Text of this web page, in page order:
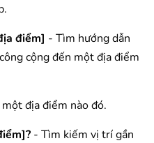
điểm] - Tìm hướng dẫn
cộng đến một địa điểm
địa điểm nào đó.
- Tìm kiếm vị trí gần